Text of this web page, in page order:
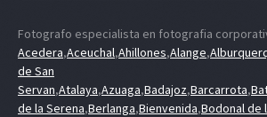
Fotografo especialista en fotografia
Acedera,Aceuchal,Ahillones,Alange,
de San
Servan,Atalaya,Azuaga,Badajoz,Barcarrota,
de la Serena,Berlanga,Bienvenida,Bodonal de